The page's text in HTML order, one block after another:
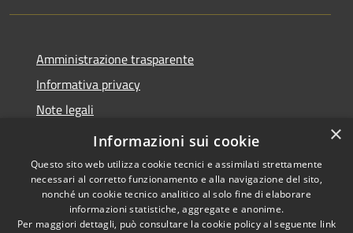
Amministrazione trasparente
Informativa privacy
Note legali
Dichiarazione di accessibilità
Copyright © 2026 • Comune di
×
Informazioni sui cookie
Questo sito web utilizza cookie tecnici e assimilati strettamente
necessari al corretto funzionamento e alla navigazione del sito,
nonché un cookie tecnico analitico al solo fine di elaborare
informazioni statistiche, aggregate e anonime.
Per maggiori dettagli, può consultare la cookie policy al seguente link